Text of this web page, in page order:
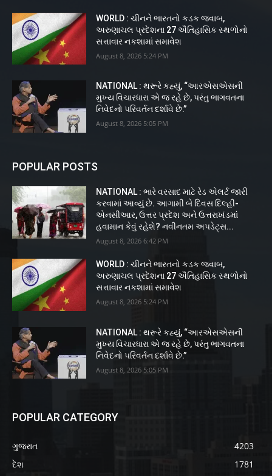
WORLD : ચીનને ભારતનો કડક જવાબ,
અરુણાચલ પ્રદેશના 27 ઐતિહાસિક સ્થળોનો
સત્તાવાર નકશામાં સમાવેશ
August 8, 2026 5:24 PM
NATIONAL : થરૂરે કહ્યું, “આરએસએસની
મુખ્ય વિચારધારા એ જ રહે છે, પરંતુ ભાગવતના
નિવેદનો પરિવર્તન દર્શાવે છે.”
August 8, 2026 5:05 PM
POPULAR POSTS
NATIONAL : ભારે વરસાદ માટે રેડ એલર્ટ જારી
કરવામાં આવ્યું છે. આગામી બે દિવસ દિલ્હી-
એનસીઆર, ઉત્તર પ્રદેશ અને ઉત્તરાખંડમાં
હવામાન કેવું રહેશે? નવીનતમ અપડેટ્સ...
August 8, 2026 6:42 PM
WORLD : ચીનને ભારતનો કડક જવાબ,
અરુણાચલ પ્રદેશના 27 ઐતિહાસિક સ્થળોનો
સત્તાવાર નકશામાં સમાવેશ
August 8, 2026 5:24 PM
NATIONAL : થરૂરે કહ્યું, “આરએસએસની
મુખ્ય વિચારધારા એ જ રહે છે, પરંતુ ભાગવતના
નિવેદનો પરિવર્તન દર્શાવે છે.”
August 8, 2026 5:05 PM
POPULAR CATEGORY
ગુજરાત
4203
દેશ
1781